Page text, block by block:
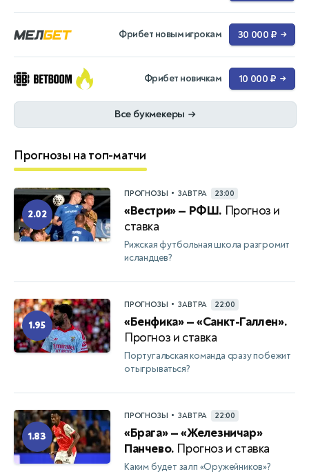
Фрибет новым игрокам 30 000 ₽ →
Фрибет новичкам 10 000 ₽ →
Все букмекеры →
Прогнозы на топ-матчи
2.02
ПРОГНОЗЫ • ЗАВТРА 23:00
«Вестри» — РФШ. Прогноз и
ставка
Рижская футбольная школа разгромит
исландцев?
1.95
ПРОГНОЗЫ • ЗАВТРА 22:00
«Бенфика» — «Санкт-Галлен».
Прогноз и ставка
Португальская команда сразу побежит
отыгрываться?
1.83
ПРОГНОЗЫ • ЗАВТРА 22:00
«Брага» — «Железничар»
Панчево. Прогноз и ставка
Каким будет залп «Оружейников»?